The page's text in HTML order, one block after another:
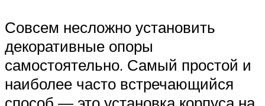
Совсем несложно установить
декоративные опоры
самостоятельно. Самый простой и
наиболее часто встречающийся